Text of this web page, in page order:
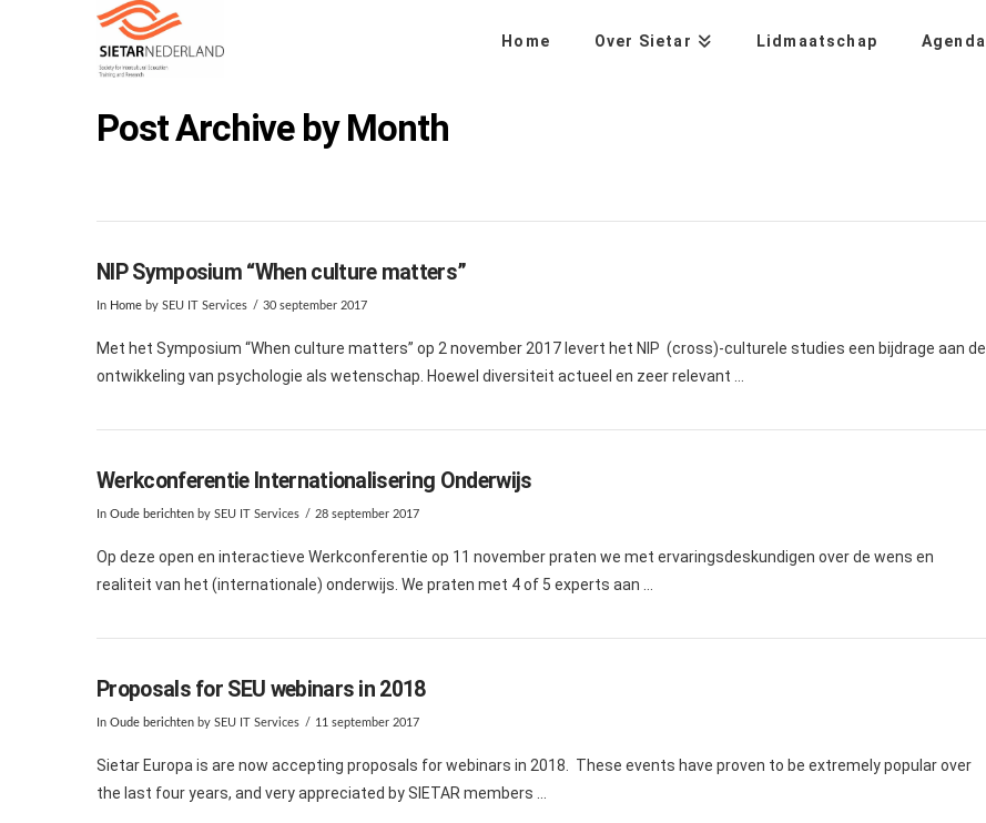
Home Over Sietar Lidmaatschap Agenda
Post Archive by Month
NIP Symposium “When culture matters”
In Home by SEU IT Services 30 september 2017
Met het Symposium “When culture matters” op 2 november 2017 levert het NIP (cross)-culturele studies een bijdrage aan de
ontwikkeling van psychologie als wetenschap. Hoewel diversiteit actueel en zeer relevant …
Werkconferentie Internationalisering Onderwijs
In Oude berichten by SEU IT Services 28 september 2017
Op deze open en interactieve Werkconferentie op 11 november praten we met ervaringsdeskundigen over de wens en
realiteit van het (internationale) onderwijs. We praten met 4 of 5 experts aan …
Proposals for SEU webinars in 2018
In Oude berichten by SEU IT Services 11 september 2017
Sietar Europa is are now accepting proposals for webinars in 2018. These events have proven to be extremely popular over
the last four years, and very appreciated by SIETAR members …